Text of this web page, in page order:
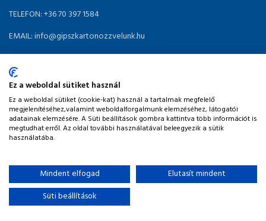
TELEFON: +36 70 397 1584
EMAIL: info@gipszkartonozzvelunk.hu
INFORMÁCIÓK
MÁR-TEAM KFT.2022 - GIPSZKARTON RENDELÉS
Ez a weboldal sütiket használ
Ez a weboldal sütiket (cookie-kat) használ a tartalmak megfelelő
megjelenítéséhez,valamint weboldalforgalmunk elemzéséhez, látogatói
adatainak elemzésére. A Süti beállítások gombra kattintva több információt is
megtudhat erről. Az oldal további használatával beleegyezik a sütik
használatába.
Mindent elfogad
Elutasít mindent
Süti beállítások